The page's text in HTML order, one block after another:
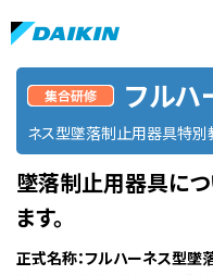
フル
ネス型墜落制止用器具特別
墜落制止用器具に
ます。
正式名称：フルハーネス型